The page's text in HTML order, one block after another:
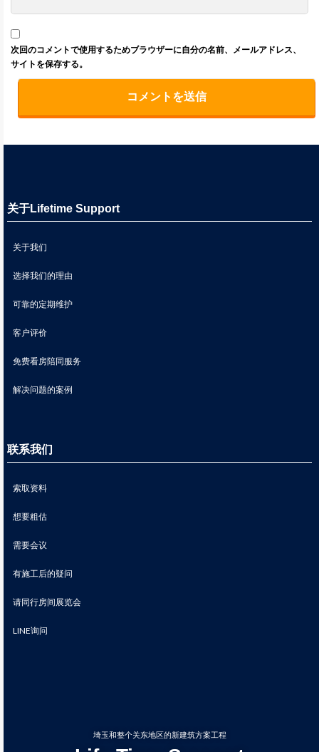
次回のコメントで使用するためブラウザーに自分の名前、メールアドレス、
サイトを保存する。
关于Lifetime Support
关于我们
选择我们的理由
可靠的定期维护
客户评价
免费看房陪同服务
解决问题的案例
联系我们
索取资料
想要粗估
需要会议
有施工后的疑问
请同行房间展览会
LINE询问
埼玉和整个关东地区的新建筑方案工程